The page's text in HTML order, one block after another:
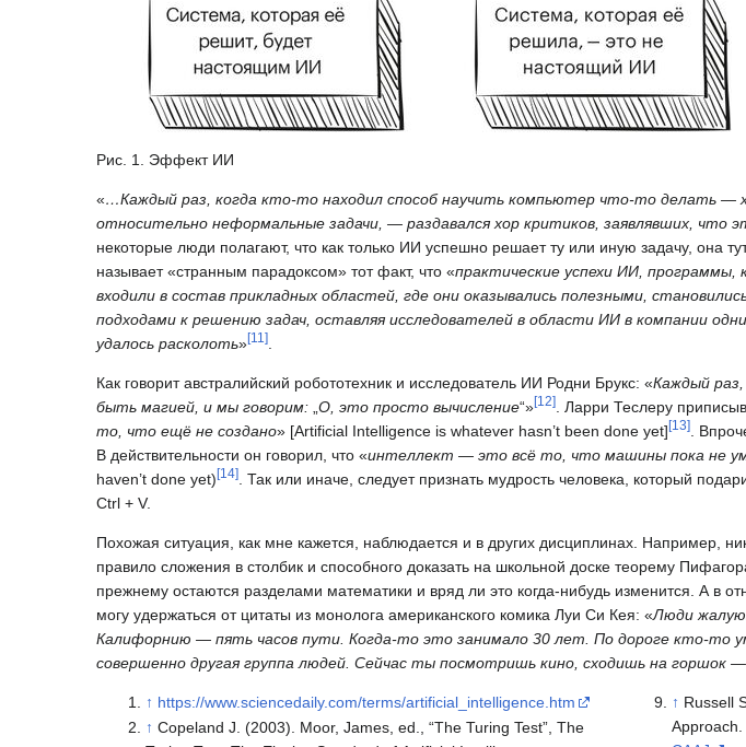
Рис. 1. Эффект ИИ
«…Каждый раз, когда кто-то находил способ научить компьютер что-то делать
относительно неформальные задачи, — раздавался хор критиков, заявлявших, что
некоторые люди полагают, что как только ИИ успешно решает ту или иную задачу, она
называет «странным парадоксом» тот факт, что «практические успехи ИИ,
входили в состав прикладных областей, где они оказывались полезными,
подходами к решению задач, оставляя исследователей в области ИИ в компании
удалось расколоть»[11 ]
Как говорит австралийский робототехник и исследователь ИИ Родни Брукс: «Каждый
быть магией, и мы говорим: О, это просто вычисление“»[12] . Ларри Теслеру
то, что ещё не создано» [Artificial Intelligence is whatever hasn’t been done yet] [13]
.
В действительности он говорил, что «интеллект — это всё то, что машины пока не
haven’t done yet) [14]
. Так или иначе, следует признать мудрость человека, который
Ctrl + V.
Похожая ситуация, как мне кажется, наблюдается и в других дисциплинах. Например,
правило сложения в столбик и способного доказать на школьной доске теорему
прежнему остаются разделами математики и вряд ли это когда-нибудь изменится. А в
могу удержаться от цитаты из монолога американского комика Луи Си Кея: «Люди
Калифорнию — пять часов пути. Когда-то это занимало 30 лет. По дороге кто-то
совершенно другая группа людей. Сейчас ты посмотришь кино, сходишь на горшок
↑ https://www.sciencedaily.com/terms/artificial_intelligence.htm
↑ Copeland J. (2003). Moor, James, ed., “The Turing Test”, The
↑ Russell